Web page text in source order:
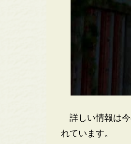
詳しい情報は今
れています。